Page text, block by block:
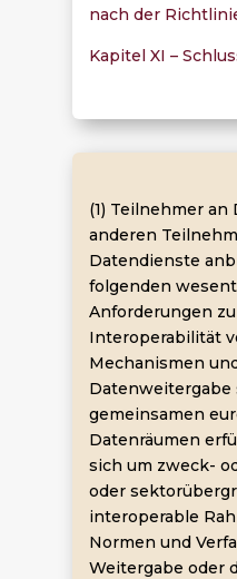
nach der
Kapitel XI –
(1) Teilnehmer an
anderen
Datendienste
folgenden
Anforderungen
Interoperabilität
Mechanismen
Datenweitergabe
gemeinsamen
Datenräumen
sich um zweck-
oder
interoperable
Normen und
Weitergabe oder